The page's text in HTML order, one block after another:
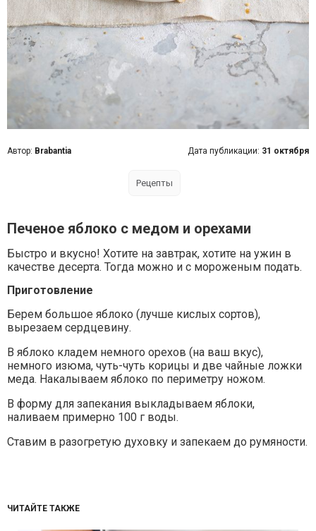
Печеное яблоко с медом и орехами
Быстро и вкусно! Хотите на завтрак, хотите на ужин в
качестве десерта. Тогда можно и с мороженым подать.
Приготовление
Берем большое яблоко (лучше кислых сортов),
вырезаем сердцевину.
В яблоко кладем немного орехов (на ваш вкус),
немного изюма, чуть-чуть корицы и две чайные ложки
меда. Накалываем яблоко по периметру ножом.
В форму для запекания выкладываем яблоки,
наливаем примерно 100 г воды.
Ставим в разогретую духовку и запекаем до румяности.
Автор: Brabantia Дата публикации: 31 октября
Рецепты
ЧИТАЙТЕ ТАКЖЕ